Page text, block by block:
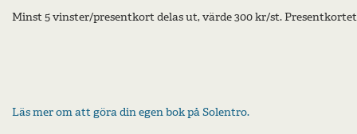
Minst 5 vinster/presentkort delas ut, värde 300 kr/st.
Läs mer om att göra din egen bok på Solentro.